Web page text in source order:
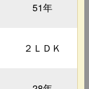
51年
２ＬＤＫ